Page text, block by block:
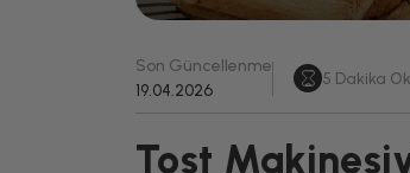
Son Güncellenme
19.04.2026
5 Dakika
Tost